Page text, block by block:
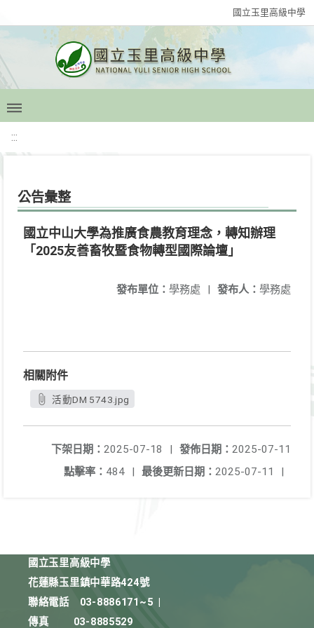
國立玉里高級中學
:::
公告彙整
國立中山大學為推廣食農教育理念，轉知辦理
「2025友善畜牧暨食物轉型國際論壇」
發布人： 學務處
發布單位： 學務處 |
相關附件
活動DM 5743.jpg
發佈日期： 2025-07-11
下架日期： 2025-07-18
|
最後更新日期： 2025-07-11 |
點擊率： 484 |
國立玉里高級中學
花蓮縣玉里鎮中華路424號
聯絡電話
03-8886171~5
傳真
03-8885529